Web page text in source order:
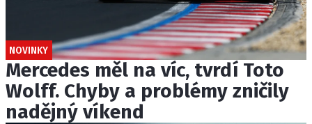
NOVINKY
Mercedes měl na víc, tvrdí Toto
Wolff. Chyby a problémy zničily
nadějný víkend